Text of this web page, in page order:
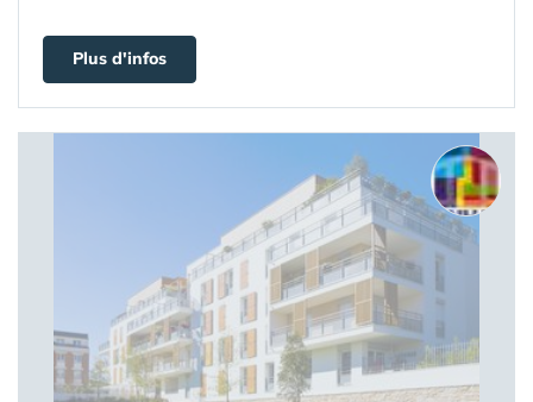
Plus d'infos